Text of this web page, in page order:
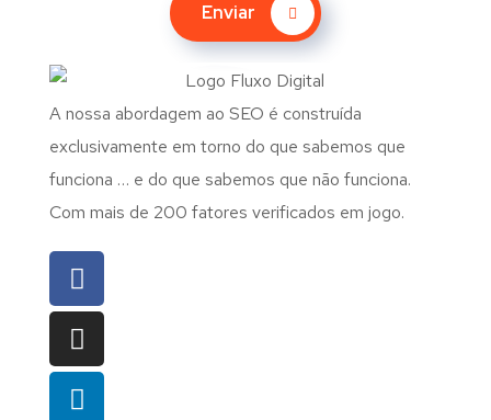
Enviar
A nossa abordagem ao SEO é construída
exclusivamente em torno do que sabemos que
funciona … e do que sabemos que não funciona.
Com mais de 200 fatores verificados em jogo.